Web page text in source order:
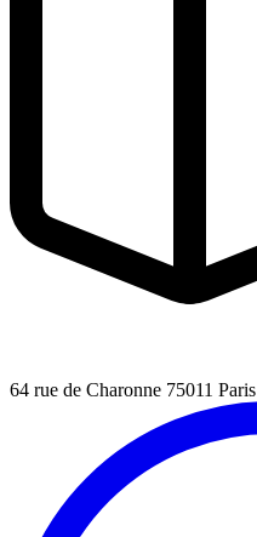
64 rue de Charonne 75011 Paris